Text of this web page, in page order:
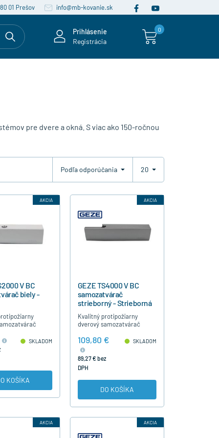
01 Prešov info@mb-kovanie.sk
Prihlásenie
Registrácia
0
pre dvere a okná. S viac ako 150-ročnou
Podľa odporúčania 20
AKCIA
V BC
biely -
vchodové
silu
rýchlosť…
SKLADOM
KOŠÍKA
AKCIA
GEZE TS4000 V BC
samozatvárač
strieborný - Strieborná
Kvalitný protipožiarny
dverový samozatvárač
pre štandartné vchodové
dvere má nastaviteľnú silu
zatvárania, rýchlosť…
109,80 €
89,27 € bez
DPH
SKLADOM
DO KOŠÍKA
AKCIA AKCIA